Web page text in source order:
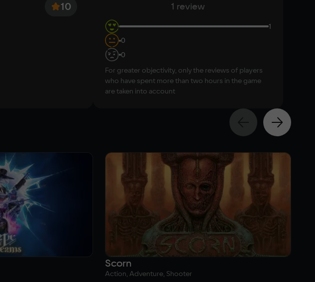
10 1 review
1
0
0
For greater objectivity, only the reviews of players
who have spent more than two hours in the game
are taken into account
Scorn
Action, Adventure, Shooter